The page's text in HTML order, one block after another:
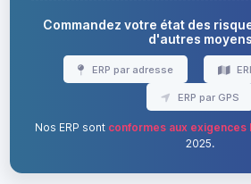
Commandez votre état des
d'autres moyens
ERP par adresse
ERP par GPS
Nos ERP sont conformes aux exigences
2025.